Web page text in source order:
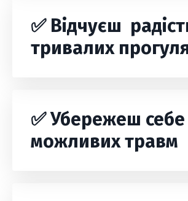
✅ Відчуєш
тривалих
✅Убережеш себе
можливих травм